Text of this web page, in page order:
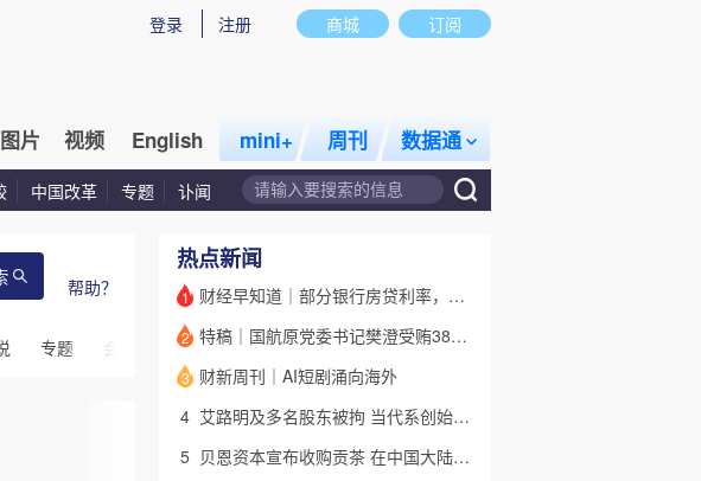
商城 订阅
登录 注册
图片 视频 English mini+ 周刊 数据通
中国改革 专题 讣闻
帮助？
专题 会议 话题 特别呈现 私房课
热点新闻
1 财经早知道｜部分银行房贷利率，降至“2字头
2 特稿｜国航原党委书记樊澄受贿3847万元二审待宣判 否认大多数指控
3 财新周刊｜AI短剧涌向海外
4
艾路明及多名股东被拘 当代系创始人因何此时被清算
5
贝恩资本宣布收购贡茶 在中国大陆无法注册商标后退出市场